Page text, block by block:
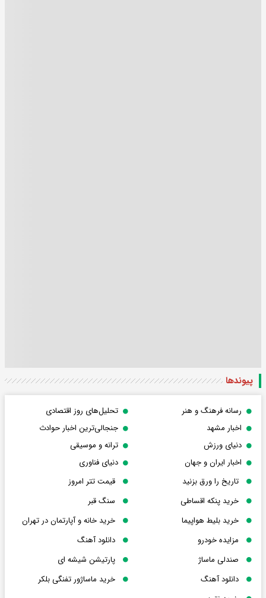
پیوندها
رسانه فرهنگ و هنر
تحلیل‌های روز اقتصادی
اخبار مشهد
جنجالی‌ترین اخبار حوادث
دنیای ورزش
ترانه و موسیقی
اخبار ایران و جهان
دنیای فناوری
تاریخ را ورق بزنید
قیمت تتر امروز
خرید پنکه اقساطی
سنگ قبر
خرید بلیط هواپیما
خرید خانه و آپارتمان در تهران
مزایده خودرو
دانلود آهنگ
صندلی ماساژ
پارتیشن شیشه ای
دانلود آهنگ
خرید ماساژور تفنگی بلکر